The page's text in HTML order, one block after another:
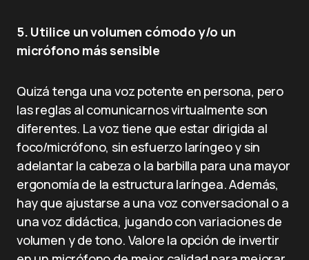
5. Utilice un volumen cómodo y/o un
micrófono más sensible
Quizá tenga una voz potente en persona, pero
las reglas al comunicarnos virtualmente son
diferentes. La voz tiene que estar dirigida al
foco/micrófono, sin esfuerzo laríngeo y sin
adelantar la cabeza o la barbilla para una mayor
ergonomía de la estructura laríngea. Además,
hay que ajustarse a una voz conversacional o a
una voz didáctica, jugando con variaciones de
volumen y de tono. Valore la opción de invertir